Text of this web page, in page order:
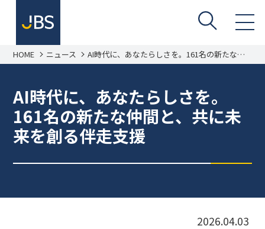
HOME ニュース AI時代に、あなたらしさを。161名の新たな仲
間と、共に未来を創る伴走支援
AI時代に、あなたらしさを。
161名の新たな仲間と、共に未
来を創る伴走支援
2026.04.03